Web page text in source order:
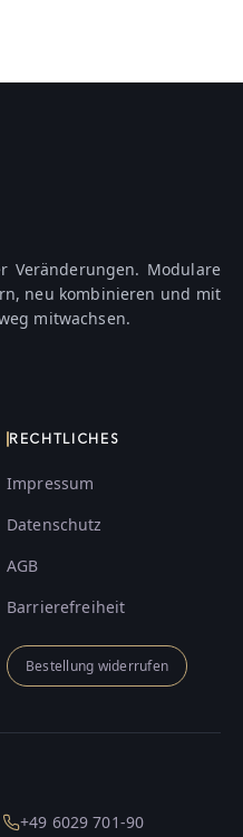
Veränderungen. Modulare
neu kombinieren und mit
mitwachsen.
RECHTLICHES
Impressum
Datenschutz
AGB
Barrierefreiheit
Bestellung widerrufen
+49 6029 701-90